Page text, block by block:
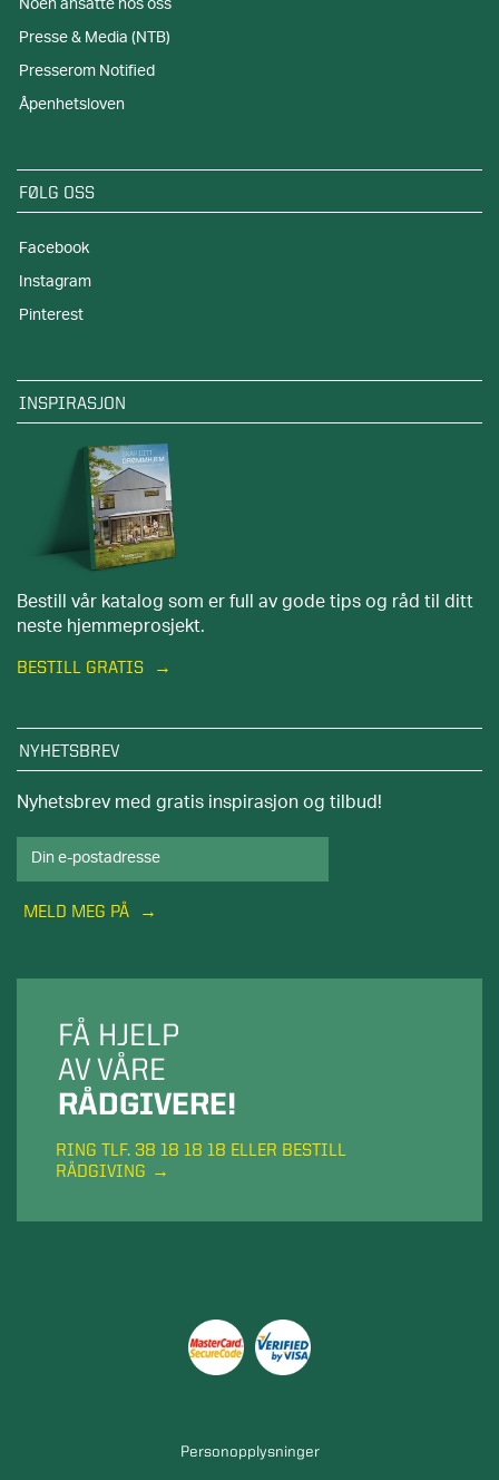
Noen ansatte hos oss
Presse & Media (NTB)
Presserom Notified
Åpenhetsloven
FØLG OSS
Facebook
Instagram
Pinterest
INSPIRASJON
Bestill vår katalog som er full av gode tips og råd til ditt
neste hjemmeprosjekt.
BESTILL GRATIS
NYHETSBREV
Nyhetsbrev med gratis inspirasjon og tilbud!
MELD MEG PÅ
FÅ HJELP
AV VÅRE
RÅDGIVERE!
RING TLF. 38 18 18 18 ELLER BESTILL
RÅDGIVING
Personopplysninger